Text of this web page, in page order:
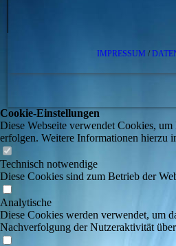
IMPRESSUM /
Cookie-Einstellungen
Diese Webseite verwendet Cookies,
erfolgen. Weitere Informationen hierzu
Technisch notwendige
Diese Cookies sind zum Betrieb der
Analytische
Diese Cookies werden verwendet, um
Nachverfolgung der Nutzeraktivität